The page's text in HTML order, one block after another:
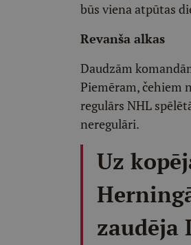
būs viena atpūtas
Revanša alkas
Daudzām
Piemēram, čehiem
regulārs NHL
neregulāri.
Uz
zaudēja